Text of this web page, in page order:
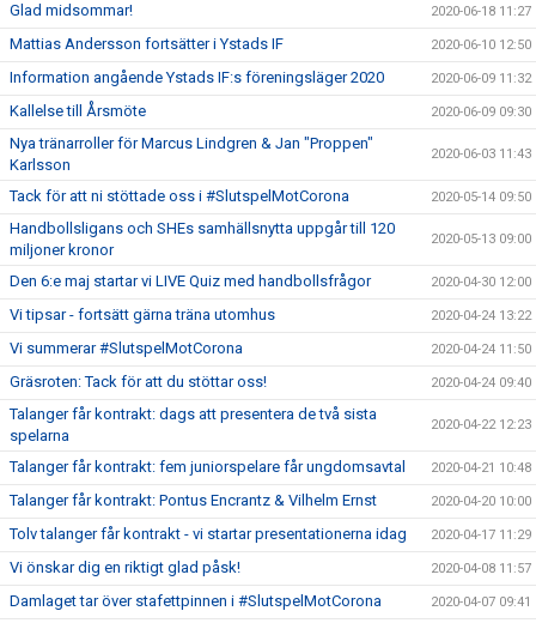
Glad midsommar! 2020-06-18 11:27
Mattias Andersson fortsätter i Ystads IF 2020-06-10 12:50
Information angående Ystads IF:s föreningsläger 2020 2020-06-09 11:32
Kallelse till Årsmöte 2020-06-09 09:30
Nya tränarroller för Marcus Lindgren & Jan "Proppen"
Karlsson
2020-06-03 11:43
Tack för att ni stöttade oss i #SlutspelMotCorona 2020-05-14 09:50
Handbollsligans och SHEs samhällsnytta uppgår till 120
miljoner kronor
2020-05-13 09:00
Den 6:e maj startar vi LIVE Quiz med handbollsfrågor 2020-04-30 12:00
Vi tipsar - fortsätt gärna träna utomhus 2020-04-24 13:22
Vi summerar #SlutspelMotCorona 2020-04-24 11:50
Gräsroten: Tack för att du stöttar oss! 2020-04-24 09:40
Talanger får kontrakt: dags att presentera de två sista
spelarna
2020-04-22 12:23
Talanger får kontrakt: fem juniorspelare får ungdomsavtal 2020-04-21 10:48
Talanger får kontrakt: Pontus Encrantz & Vilhelm Ernst 2020-04-20 10:00
Tolv talanger får kontrakt - vi startar presentationerna idag 2020-04-17 11:29
Vi önskar dig en riktigt glad påsk! 2020-04-08 11:57
Damlaget tar över stafettpinnen i #SlutspelMotCorona 2020-04-07 09:41